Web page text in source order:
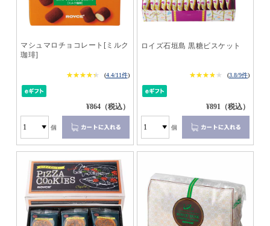
マシュマロチョコレート[ミルク
珈琲]
★★★★★
★★★★★ (4.4/11件)
¥864（税込）
個
ロイズ石垣島 黒糖ビスケット
★★★★★
★★★★★ (3.8/9件)
¥891（税込）
個